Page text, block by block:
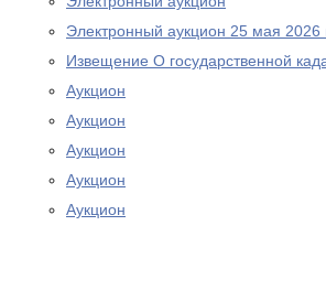
Электронный аукцион 25 мая 2026
Извещение О государственной
Аукцион
Аукцион
Аукцион
Аукцион
Аукцион